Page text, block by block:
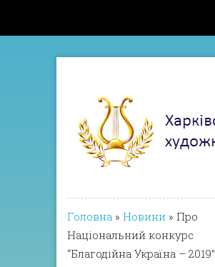
Головна » Новини » Про
Національний конкурс
“Благодійна Україна – 2019”